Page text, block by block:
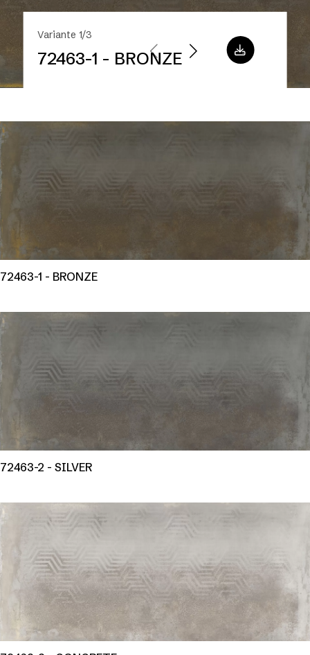
Variante 1/3
72463-1 - BRONZE
72463-1 - BRONZE
72463-2 - SILVER